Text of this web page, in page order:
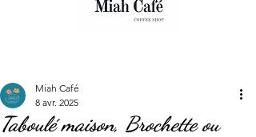
Taboulé maison, Brochette ou
Miah Café
8 avr. 2025